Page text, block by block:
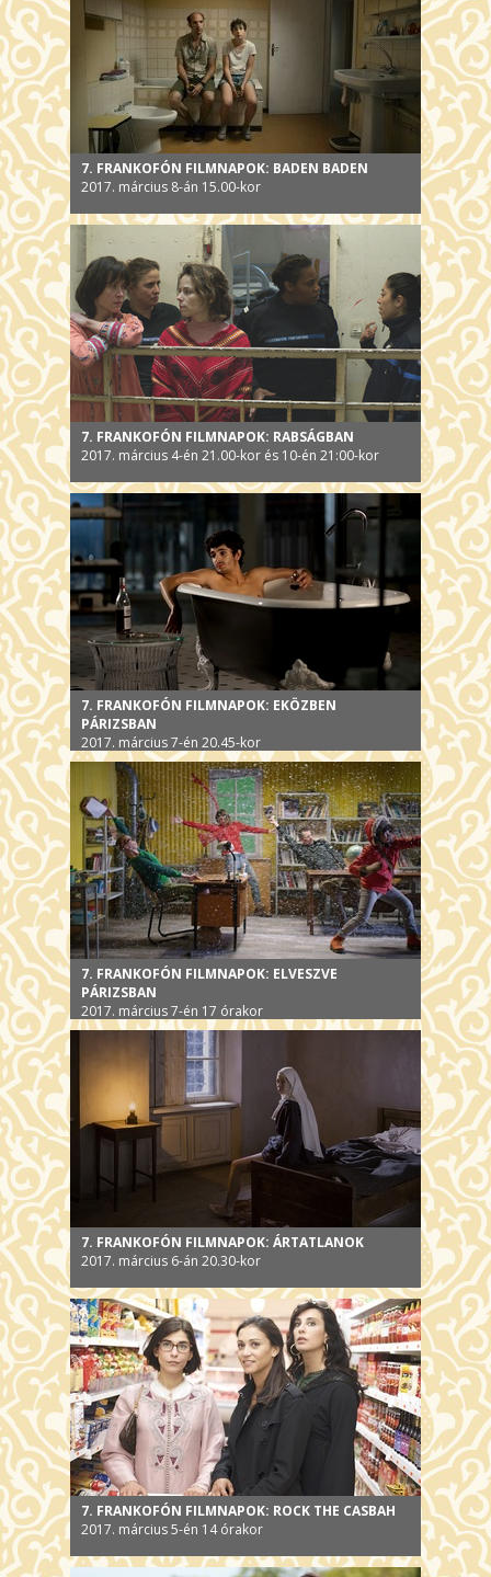
7. FRANKOFÓN FILMNAPOK: BADEN BADEN
2017. március 8-án 15.00-kor
7. FRANKOFÓN FILMNAPOK: RABSÁGBAN
2017. március 4-én 21.00-kor és 10-én 21:00-kor
7. FRANKOFÓN FILMNAPOK: EKÖZBEN
PÁRIZSBAN
2017. március 7-én 20.45-kor
7. FRANKOFÓN FILMNAPOK: ELVESZVE
PÁRIZSBAN
2017. március 7-én 17 órakor
7. FRANKOFÓN FILMNAPOK: ÁRTATLANOK
2017. március 6-án 20.30-kor
7. FRANKOFÓN FILMNAPOK: ROCK THE CASBAH
2017. március 5-én 14 órakor